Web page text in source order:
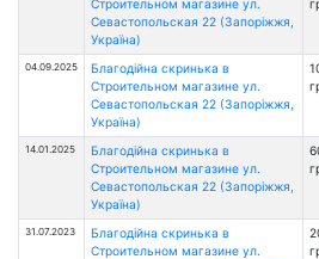
Строительном магазине ул.
Севастопольская 22 (Запоріжжя,
Україна)
04.09.2025
Благодійна скринька в
Строительном магазине ул.
Севастопольская 22 (Запоріжжя,
Україна)
14.01.2025
Благодійна скринька в
Строительном магазине ул.
Севастопольская 22 (Запоріжжя,
Україна)
31.07.2023
Благодійна скринька в
Строительном магазине ул.